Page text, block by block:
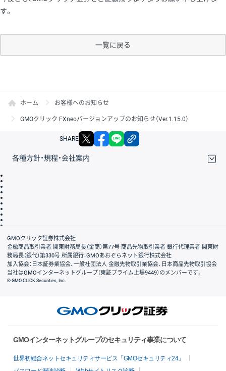
す。
一覧に戻る
ホーム お客様へのお知らせ
GMOクリック FXneoバージョンアップのお知らせ（Ver.1.15.0）
SHARE X facebook
各種方針・規程・会社案内
会社案内
GMOクリック証券株式会社
金融商品取引業者 関東財務局長（金商）第77号 商品先物取引業者 銀行代理業者 関東財
務局長（銀代）第330号 所属銀行：GMOあおぞらネット銀行株式会社
加入協会：日本証券業協会、一般社団法人 金融先物取引業協会、日本商品先物取引協会
当社はGMOインターネットグループ（東証プライム上場9449）のメンバーです。
© GMO CLICK Securities, Inc.
GMOインターネットグループのセキュリティ事業について
世界初総合ネットセキュリティサービス「GMOセキュリティ24」